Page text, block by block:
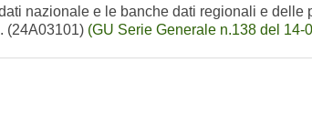
nazionale e le banche dati regionali e
(24A03101) (GU Serie Generale n.138 del 14-